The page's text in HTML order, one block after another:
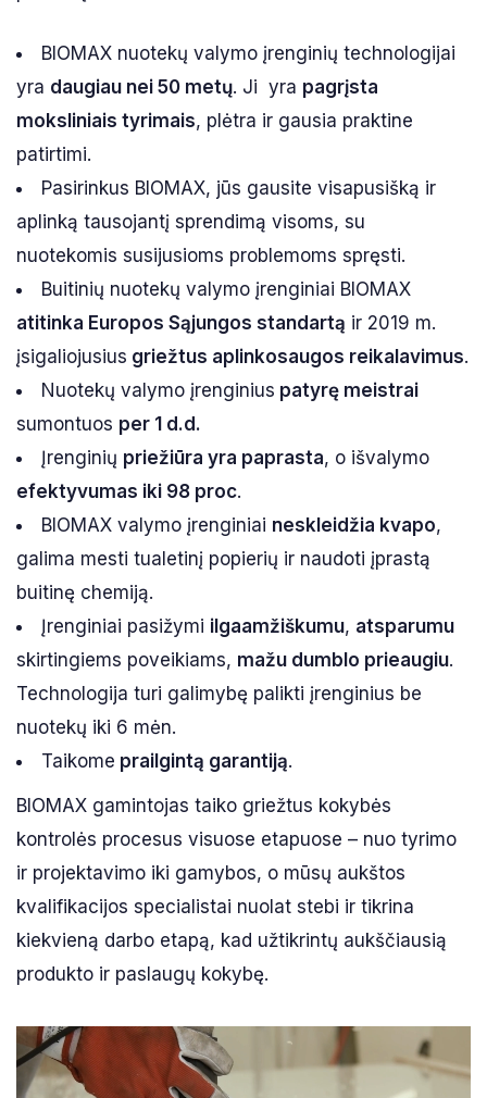
BIOMAX nuotekų valymo įrenginių technologijai
yra daugiau nei 50 metų. Ji yra pagrįsta
moksliniais tyrimais, plėtra ir gausia praktine
patirtimi.
Pasirinkus BIOMAX, jūs gausite visapusišką ir
aplinką tausojantį sprendimą visoms, su
nuotekomis susijusioms problemoms spręsti.
Buitinių nuotekų valymo įrenginiai BIOMAX
atitinka Europos Sąjungos standartą ir 2019 m.
įsigaliojusius griežtus aplinkosaugos reikalavimus.
Nuotekų valymo įrenginius patyrę meistrai
sumontuos per 1 d.d.
Įrenginių priežiūra yra paprasta, o išvalymo
efektyvumas iki 98 proc.
BIOMAX valymo įrenginiai neskleidžia kvapo,
galima mesti tualetinį popierių ir naudoti įprastą
buitinę chemiją.
Įrenginiai pasižymi ilgaamžiškumu, atsparumu
skirtingiems poveikiams, mažu dumblo prieaugiu.
Technologija turi galimybę palikti įrenginius be
nuotekų iki 6 mėn.
Taikome prailgintą garantiją.
BIOMAX gamintojas taiko griežtus kokybės
kontrolės procesus visuose etapuose – nuo tyrimo
ir projektavimo iki gamybos, o mūsų aukštos
kvalifikacijos specialistai nuolat stebi ir tikrina
kiekvieną darbo etapą, kad užtikrintų aukščiausią
produkto ir paslaugų kokybę.